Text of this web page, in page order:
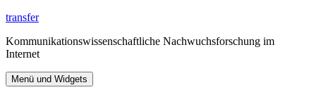
Zum
springen
transfer
Kommunikationswissenschaftliche Nachwuchsforschung im
Internet
Menü und Widgets